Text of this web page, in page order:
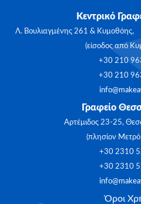
Κεντρικό
Λ. Βουλιαγμένης 261 &
(είσοδος από
+30 210
+30 210
Γραφείο
Αρτέμιδος 23-25,
(πλησίον
+30 2310
+30 2310
Όροι